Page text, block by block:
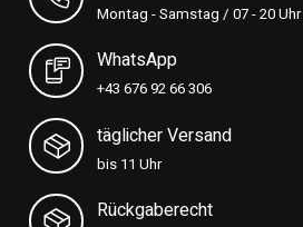
Montag - Samstag / 07 - 20 Uhr
WhatsApp
+43 676 92 66 306
täglicher Versand
bis 11 Uhr
Rückgaberecht